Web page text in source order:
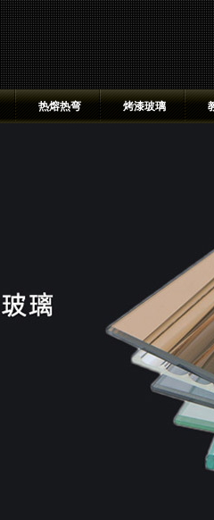
热熔热弯 烤漆玻璃